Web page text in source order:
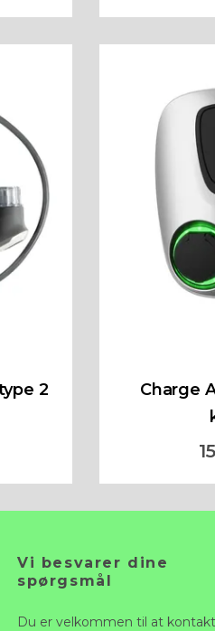
2
Charge
Vi besvarer dine
spørgsmål
Du er velkommen til at